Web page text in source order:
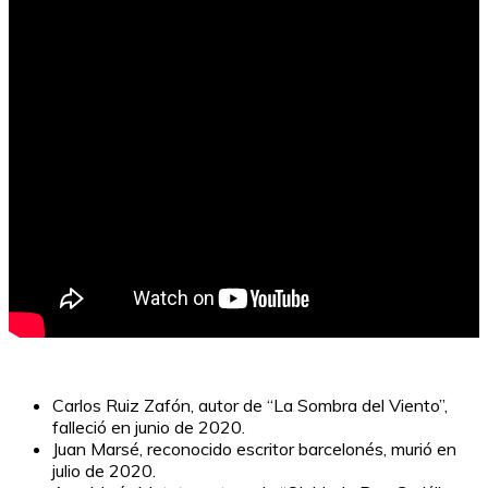
Carlos Ruiz Zafón, autor de “La Sombra del Viento”,
falleció en junio de 2020.
Juan Marsé, reconocido escritor barcelonés, murió en
julio de 2020.